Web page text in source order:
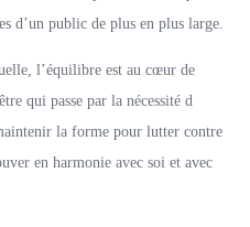
d’un public de plus en plus large.
l’équilibre est au cœur de
qui passe par la nécessité d
la forme pour lutter contre
en harmonie avec soi et avec